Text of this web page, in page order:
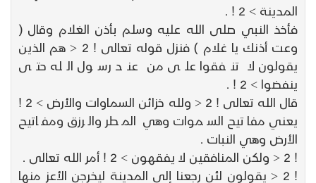
المدينة > 2 ! .
فأخذ النبي صلى الله عليه وسلم بأذن الغلام وقال (
وعت أذنك يا غلام ) فنزل قوله تعالى ! 2 < هم الذين
يقولون لا تنفقوا على من عند رسول الله حتى
ينفضوا > 2 ! .
قال الله تعالى ! 2 < ولله خزائن السماوات والأرض > 2 !
يعني مفاتيح السموات وهي المطر والرزق ومفاتيح
الأرض وهي النبات .
! 2 < ولكن المنافقين لا يفقهون > 2 ! أمر الله تعالى .
! 2 < يقولون لئن رجعنا إلى المدينة ليخرجن الأعز منها